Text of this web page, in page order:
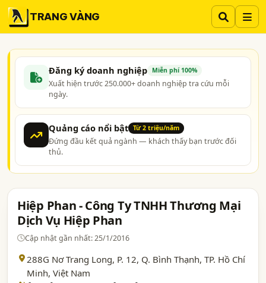
TRANG VÀNG
Đăng ký doanh nghiệp Miễn phí 100%
Xuất hiện trước 250.000+ doanh nghiệp tra cứu mỗi
ngày.
Quảng cáo nổi bật Từ 2 triệu/năm
Đứng đầu kết quả ngành — khách thấy bạn trước đối
thủ.
Hiệp Phan - Công Ty TNHH Thương Mại
Dịch Vụ Hiệp Phan
Cập nhật gần nhất: 25/1/2016
288G Nơ Trang Long, P. 12, Q. Bình Thạnh, TP. Hồ Chí
Minh, Việt Nam